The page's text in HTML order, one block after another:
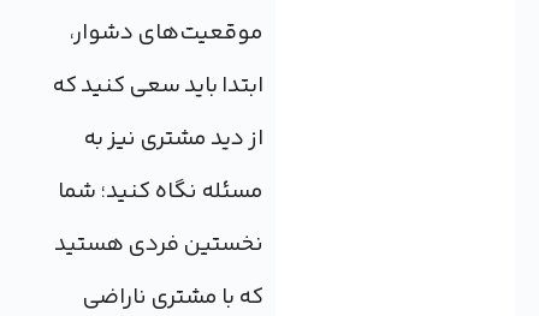
موقعیت‌های دشوار،
ابتدا باید سعی کنید که
از دید مشتری نیز به
مسئله نگاه کنید؛ شما
نخستین فردی هستید
که با مشتری ناراضی